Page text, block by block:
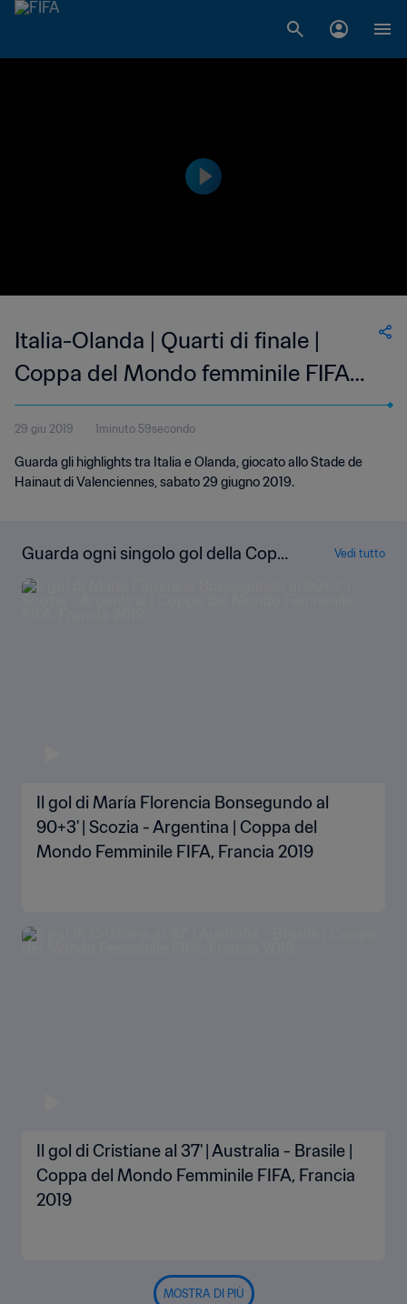
Italia-Olanda | Quarti di finale |
Coppa del Mondo femminile FIFA
Francia 2019 | Highlights
29 giu 2019 1minuto 59secondo
Guarda gli highlights tra Italia e Olanda, giocato allo Stade de
Hainaut di Valenciennes, sabato 29 giugno 2019.
Guarda ogni singolo gol della Copp
a del Mondo Femminile FIFA, Franci
a 2019
Vedi tutto
Il gol di María Florencia Bonsegundo al
90+3' | Scozia - Argentina | Coppa del
Mondo Femminile FIFA, Francia 2019
Il gol di Cristiane al 37' | Australia - Brasile |
Coppa del Mondo Femminile FIFA, Francia
2019
MOSTRA DI PIÙ